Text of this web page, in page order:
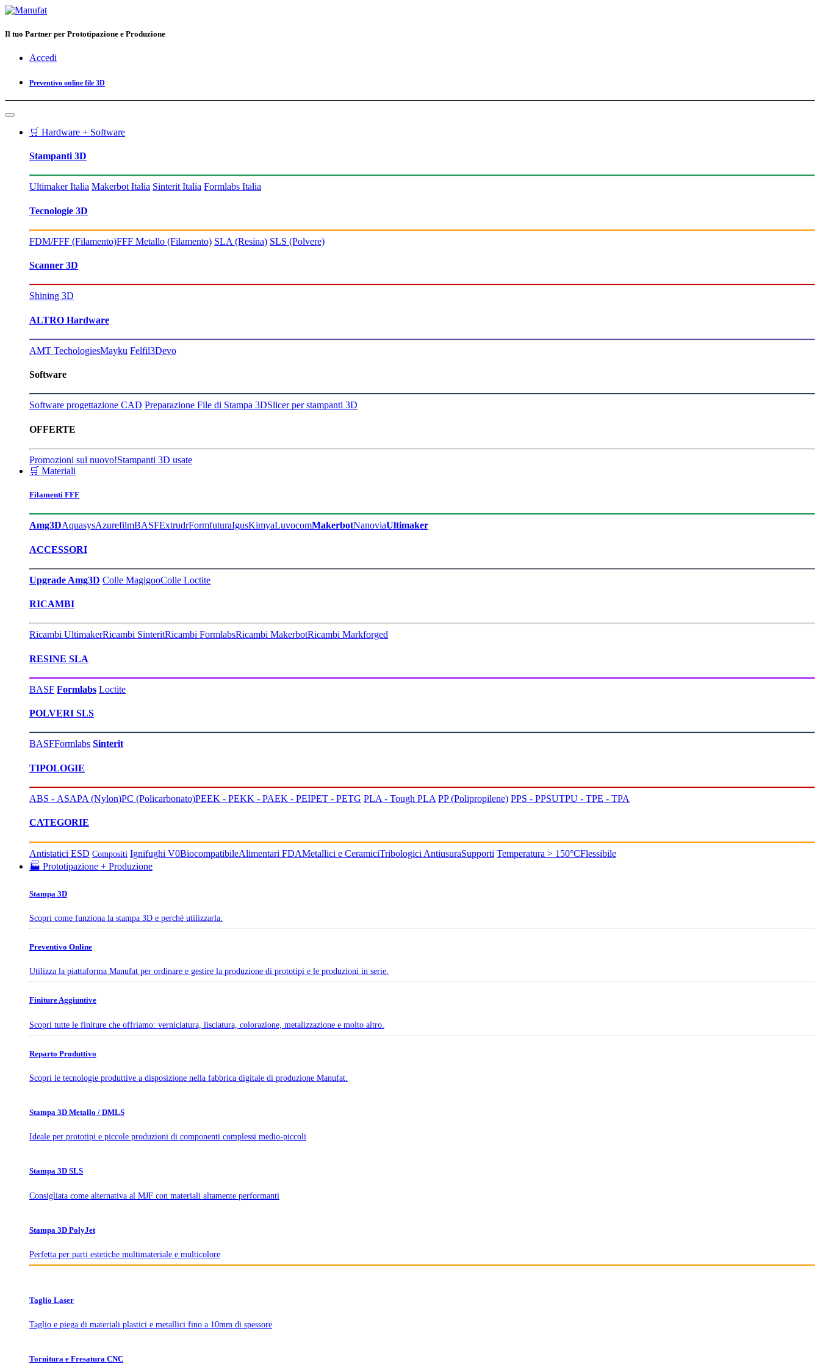
Il tuo Partner per Prototipazione e Produzione
Accedi
Preventivo online file 3D
🛒 Hardware + Software
Stampanti 3D
Ultimaker Italia Makerbot Italia Sinterit Italia Formlabs Italia
Tecnologie 3D
FDM/FFF (Filamento)FFF Metallo (Filamento) SLA (Resina) SLS (Polvere)
Scanner 3D
Shining 3D
ALTRO Hardware
AMT TechologiesMayku Felfil3Devo
Software
Software progettazione CAD Preparazione File di Stampa 3DSlicer per stampanti 3D
OFFERTE
Promozioni sul nuovo!Stampanti 3D usate
🛒 Materiali
Filamenti FFF
Amg3DAquasysAzurefilmBASFExtrudrFormfuturaIgusKimyaLuvocomMakerbotNanoviaUltimaker​
ACCESSORI
Upgrade Amg3D Colle MagigooColle Loctite
RICAMBI
Ricambi UltimakerRicambi SinteritRicambi FormlabsRicambi MakerbotRicambi Markforged
RESINE SLA
BASF Formlabs Loctite
POLVERI SLS
BASFFormlabs Sinterit
TIPOLOGIE
ABS - ASAPA (Nylon)PC (Policarbonato)PEEK - PEKK - PAEK - PEIPET - PETG PLA - Tough PLA PP (Polipropilene) PPS - PPSUTPU - TPE - TPA
CATEGORIE
Antistatici ESD Compositi Ignifughi V0BiocompatibileAlimentari FDAMetallici e CeramiciTribologici AntiusuraSupporti Temperatura > 150°CFlessibile
🏭 Prototipazione + Produzione
Stampa 3D
Scopri come funziona la stampa 3D e perchè utilizzarla.
Preventivo Online
Utilizza la piattaforma Manufat per ordinare e gestire la produzione di prototipi e le produzioni in serie.
Finiture Aggiuntive
Scopri tutte le finiture che offriamo: verniciatura, lisciatura, colorazione, metalizzazione e molto altro.
Reparto Produttivo
Scopri le tecnologie produttive a disposizione nella fabbrica digitale di produzione Manufat.
Stampa 3D Metallo / DMLS
Ideale per prototipi e piccole produzioni di componenti complessi medio-piccoli
Stampa 3D SLS
Consigliata come alternativa al MJF con materiali altamente performanti
Stampa 3D PolyJet
Perfetta per parti estetiche multimateriale e multicolore
Taglio Laser
Taglio e piega di materiali plastici e metallici fino a 10mm di spessore
Tornitura e Fresatura CNC